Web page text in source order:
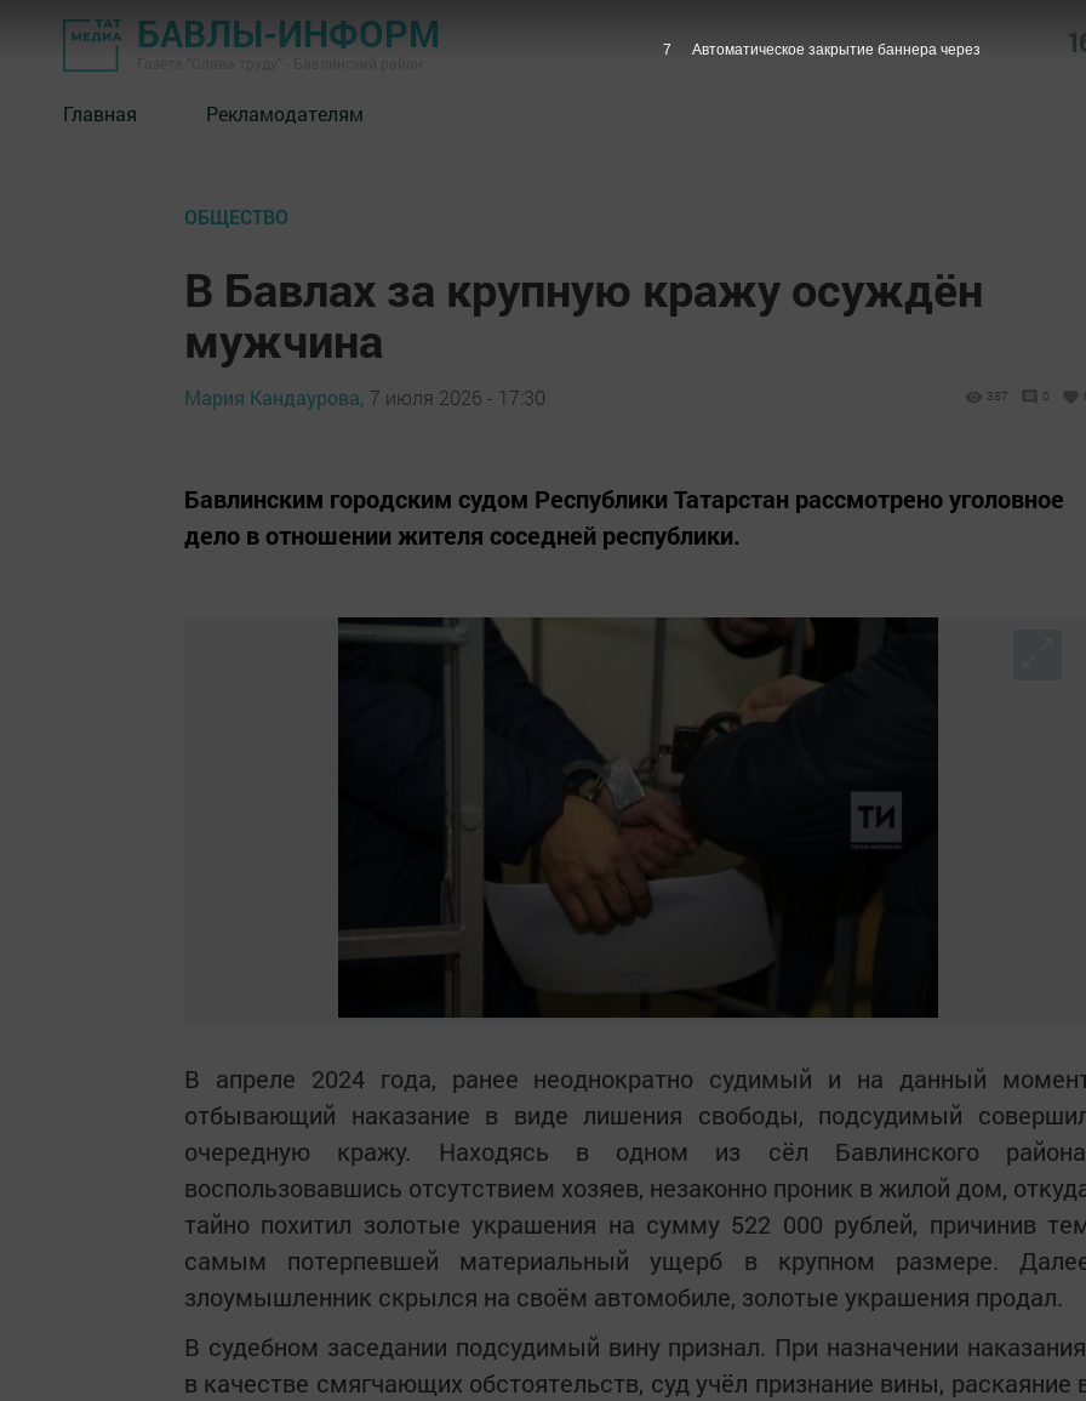
БАВЛЫ-ИНФОРМ
Главная Рекламодателям
ОБЩЕСТВО
В Бавлах за крупную кражу осуждён
мужчина
Мария Кандаурова, 7 июля 2026 - 17:30 387 0
Бавлинским городским судом Республики Татарстан рассмотрено уголовное
дело в отношении жителя соседней республики.
В апреле 2024 года, ранее неоднократно судимый и на данный
отбывающий наказание в виде лишения свободы, подсудимый
очередную кражу. Находясь в одном из сёл Бавлинского
воспользовавшись отсутствием хозяев, незаконно проник в жилой дом,
тайно похитил золотые украшения на сумму 522 000 рублей, причинив
самым потерпевшей материальный ущерб в крупном размере.
злоумышленник скрылся на своём автомобиле, золотые украшения продал.
В судебном заседании подсудимый вину признал. При назначении
в качестве смягчающих обстоятельств, суд учёл признание вины, раскаяние
6 Автоматическое закрытие баннера через